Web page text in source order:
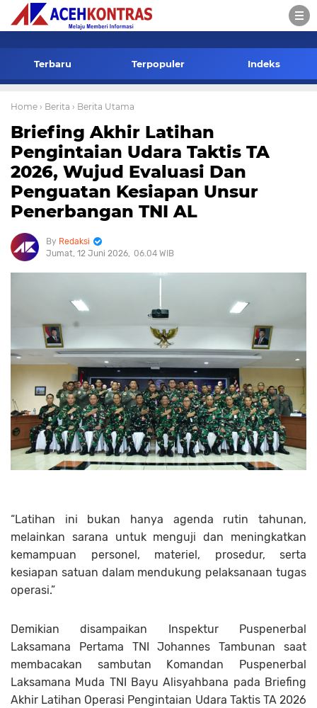
Terbaru Terpopuler Indeks
Home › Berita › Berita Utama
Briefing Akhir Latihan
Pengintaian Udara Taktis TA
2026, Wujud Evaluasi Dan
Penguatan Kesiapan Unsur
Penerbangan TNI AL
Redaksi
Jumat, 12 Juni 2026 06.04 WIB
“Latihan ini bukan hanya agenda rutin tahunan,
melainkan sarana untuk menguji dan meningkatkan
kemampuan personel, materiel, prosedur, serta
kesiapan satuan dalam mendukung pelaksanaan tugas
operasi.”
Demikian disampaikan Inspektur Puspenerbal
Laksamana Pertama TNI Johannes Tambunan saat
membacakan sambutan Komandan Puspenerbal
Laksamana Muda TNI Bayu Alisyahbana pada Briefing
Akhir Latihan Operasi Pengintaian Udara Taktis TA 2026